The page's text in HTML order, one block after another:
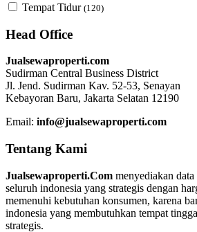
Tempat Tidur (120)
Head Office
Jualsewaproperti.com
Sudirman Central Business District
Jl. Jend. Sudirman Kav. 52-53, Senayan
Kebayoran Baru, Jakarta Selatan 12190
Email: info@jualsewaproperti.com
Tentang Kami
Jualsewaproperti.Com menyediakan
seluruh indonesia yang strategis dengan
memenuhi kebutuhan konsumen, karena
indonesia yang membutuhkan tempat
strategis.